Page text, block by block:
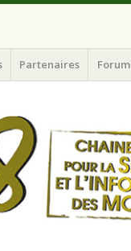
France
Partenaires Forum